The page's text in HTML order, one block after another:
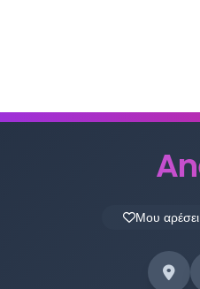
Μου αρέσει